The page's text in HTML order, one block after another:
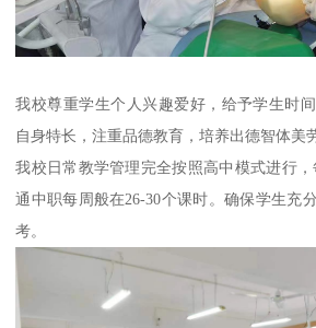
我校尊重学生个人兴趣爱好，给予学生时
自身特长，注重品德教育，培养出德智体美
我校日常教学管理完全按照高中模式进行
通中职每周般在26-30个课时。确保学生充
考。